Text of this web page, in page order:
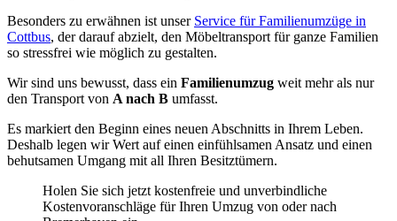
Besonders zu erwähnen ist unser Service für Familienumzüge in
Cottbus, der darauf abzielt, den Möbeltransport für ganze Familien
so stressfrei wie möglich zu gestalten.
Wir sind uns bewusst, dass ein Familienumzug weit mehr als nur
den Transport von A nach B umfasst.
Es markiert den Beginn eines neuen Abschnitts in Ihrem Leben.
Deshalb legen wir Wert auf einen einfühlsamen Ansatz und einen
behutsamen Umgang mit all Ihren Besitztümern.
Holen Sie sich jetzt kostenfreie und unverbindliche
Kostenvoranschläge für Ihren Umzug von oder nach